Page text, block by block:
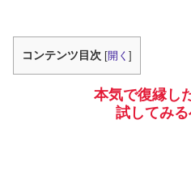
コンテンツ目次 [開く ]
本気で復縁し
試してみ